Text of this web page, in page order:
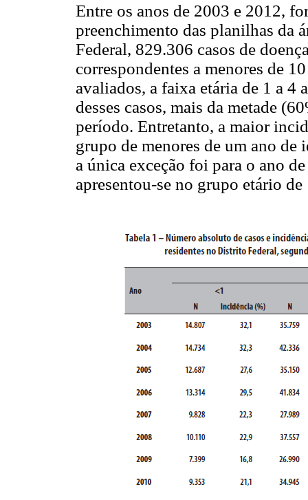
Entre os anos de 2003 e 2012,
preenchimento das planilhas da
Federal, 829.306 casos de
correspondentes a menores de
avaliados, a faixa etária de 1 a 4
desses casos, mais da metade
período. Entretanto, a maior
grupo de menores de um ano de
a única exceção foi para o ano
apresentou-se no grupo etário de